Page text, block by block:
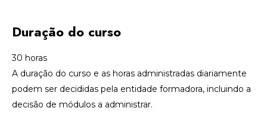
Duração do curso
30 horas
A duração do curso e as horas administradas diariamente
podem ser decididas pela entidade formadora, incluindo a
decisão de módulos a administrar.